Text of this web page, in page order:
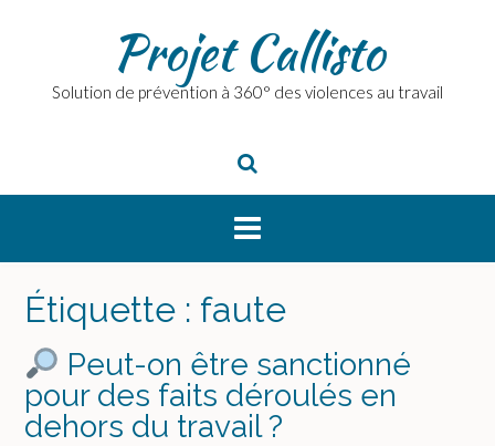
Projet Callisto
Solution de prévention à 360° des violences au travail
Étiquette : faute
Peut-on être sanctionné
pour des faits déroulés en
dehors du travail ?